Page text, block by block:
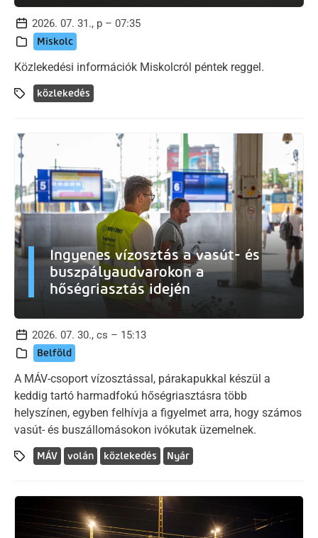
2026. 07. 31., p – 07:35
Miskolc
Közlekedési információk Miskolcról péntek reggel.
közlekedés
Ingyenes vízosztás a vasút- és
buszpályaudvarokon a
hőségriasztás idején
2026. 07. 30., cs – 15:13
Belföld
A MÁV-csoport vízosztással, párakapukkal készül a
keddig tartó harmadfokú hőségriasztásra több
helyszínen, egyben felhívja a figyelmet arra, hogy számos
vasút- és buszállomásokon ivókutak üzemelnek.
MÁV volán közlekedés Nyár